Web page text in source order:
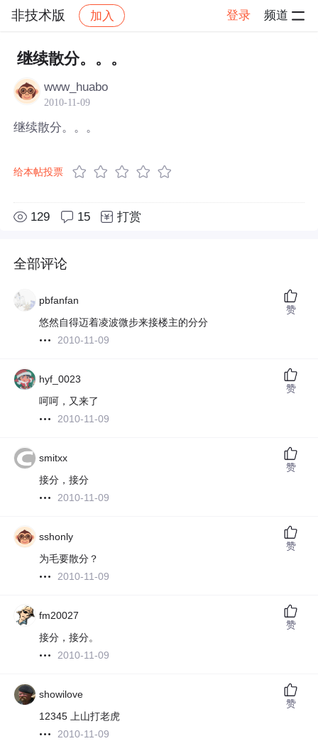
非技术版 加入 登录 频道
社区 非技术版
继续散分。。。
www_huabo
2010-11-09
继续散分。。。
给本帖投票
129 15 打赏
全部评论
pbfanfan
悠然自得迈着凌波微步来接楼主的分分
2010-11-09
赞
hyf_0023
呵呵，又来了
2010-11-09
赞
smitxx
接分，接分
2010-11-09
赞
sshonly
为毛要散分？
2010-11-09
赞
fm20027
接分，接分。
2010-11-09
赞
showilove
12345 上山打老虎
2010-11-09
赞